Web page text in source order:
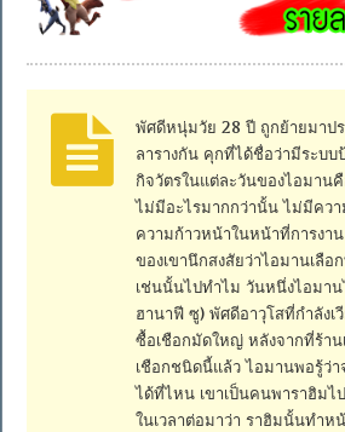
พัศดีหนุ่มวัย 28 ปี ถูกย้ายมาป
ลารางกัน คุกที่ได้ชื่อว่ามีระบ
กิจวัตรในแต่ละวันของไอมาน
ไม่มีอะไรมากกว่านั้น ไม่มีควา
ความก้าวหน้าในหน้าที่การงา
ของเขานึกสงสัยว่าไอมานเลือ
เช่นนั้นไปทำไม วันหนึ่งไอมา
ฮานาฟี ซู) พัศดีอาวุโสที่กำลังเ
ซื้อเชือกมัดใหญ่ หลังจากที่ร้าน
เชือกชนิดนี้แล้ว ไอมานพอรู้ว่
ได้ที่ไหน เขาเป็นคนพาราฮิมไ
ในเวลาต่อมาว่า ราฮิมนั้นทำห